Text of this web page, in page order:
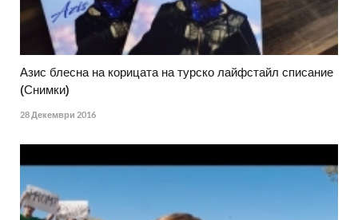
Азис блесна на корицата на турско лайфстайл списание
(Снимки)
28 Декември 2016